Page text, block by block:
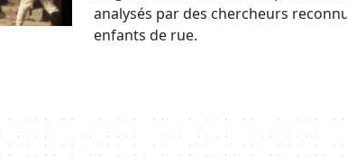
analysés par des chercheurs
enfants de rue.